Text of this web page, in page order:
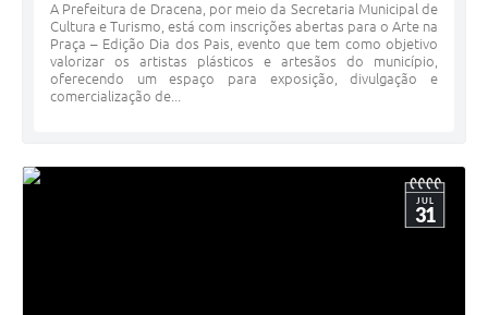
A Prefeitura de Dracena, por meio da Secretaria Municipal de
Cultura e Turismo, está com inscrições abertas para o Arte na
Praça – Edição Dia dos Pais, evento que tem como objetivo
valorizar os artistas plásticos e artesãos do município,
oferecendo um espaço para exposição, divulgação e
comercialização de...
JUL
31